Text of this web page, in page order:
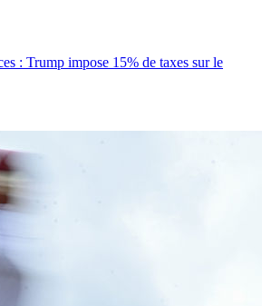
: Trump impose 15% de taxes sur le